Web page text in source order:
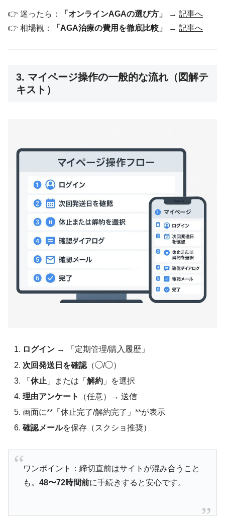
👉 迷ったら： 「オンラインAGAの選び方」 → 記事へ
👉 相場観：
「AGA治療の費用を徹底比較」 → 記事へ
3. マイページ操作の一般的な流れ（図解テ
キスト）
ログイン → 「定期管理/購入履歴」
次回発送日を確認 （◯/◯）
「休止 」または「解約 」を選択
理由アンケート
（任意）→ 送信
画面に**「休止完了/解約完了」**が表示
確認メールを保存（スクショ推奨）
ワンポイント：締切直前はサイトが混み合うこと
も。 48〜72時間前に手続きすると安心です。